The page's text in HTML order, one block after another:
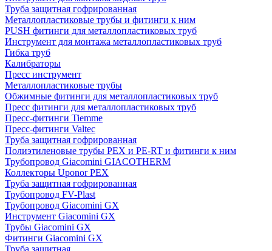
Труба защитная гофрированная
Металлопластиковые трубы и фитинги к ним
PUSH фитинги для металлопластиковых труб
Инструмент для монтажа металлопластиковых труб
Гибка труб
Калибраторы
Пресс инструмент
Металлопластиковые трубы
Обжимные фитинги для металлопластиковых труб
Пресс фитинги для металлопластиковых труб
Пресс-фитинги Tiemme
Пресс-фитинги Valtec
Труба защитная гофрированная
Полиэтиленовые трубы PEX и PE-RT и фитинги к ним
Трубопровод Giacomini GIACOTHERM
Коллекторы Uponor PEX
Труба защитная гофрированная
Трубопровод FV-Plast
Трубопровод Giacomini GX
Инструмент Giacomini GX
Трубы Giacomini GX
Фитинги Giacomini GX
Труба защитная